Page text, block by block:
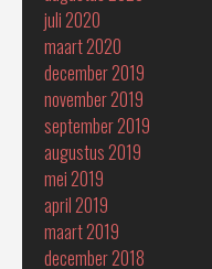
juli 2020
maart 2020
december 2019
november 2019
september 2019
augustus 2019
mei 2019
april 2019
maart 2019
december 2018